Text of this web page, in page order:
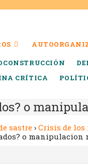
CRÍTICA
o
sastre › Crisis de
o manipulacion